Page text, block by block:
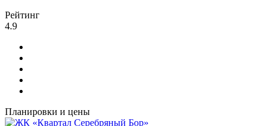
Рейтинг
4.9
Планировки и цены